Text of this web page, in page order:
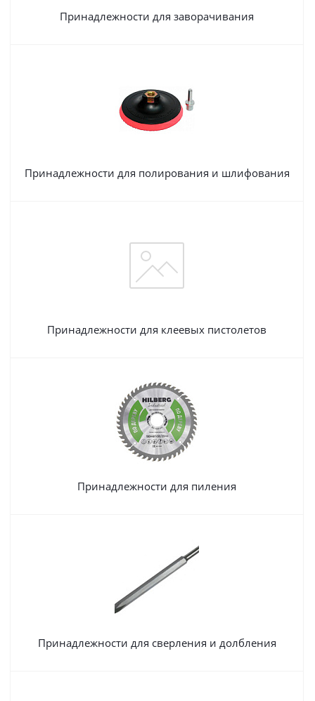
Принадлежности для заворачивания
Принадлежности для полирования и шлифования
Принадлежности для клеевых пистолетов
Принадлежности для пиления
Принадлежности для сверления и долбления